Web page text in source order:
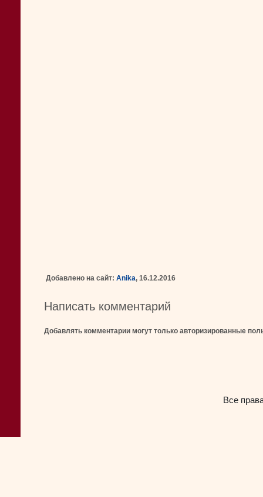
Добавлено на сайт: Anika, 16.12.2016
Написать комментарий
Добавлять комментарии могут только авторизированные
Все